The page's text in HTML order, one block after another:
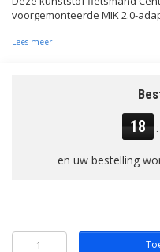
voorgemonteerde MIK 2.0-
Lees meer
18 :
en uw bestelling